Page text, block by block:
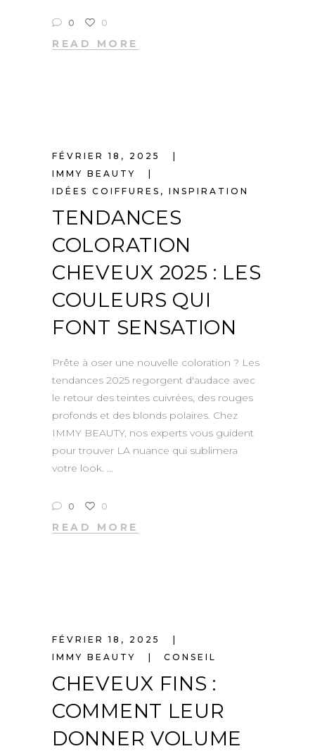
0 0
READ MORE
FÉVRIER 18, 2025
IMMY BEAUTY
IDÉES COIFFURES , INSPIRATION
TENDANCES
COLORATION
CHEVEUX 2025 : LES
COULEURS QUI
FONT SENSATION
Prête à oser une nouvelle coloration ? Les
tendances 2025 regorgent d'audace avec
le retour des teintes cuivrées, des rouges
profonds et des blonds polaires. Chez
IMMY BEAUTY, nos experts vous guident
pour trouver LA nuance qui sublimera
votre look.
0 0
READ MORE
FÉVRIER 18, 2025
IMMY BEAUTY
CONSEIL
CHEVEUX FINS :
COMMENT LEUR
DONNER VOLUME